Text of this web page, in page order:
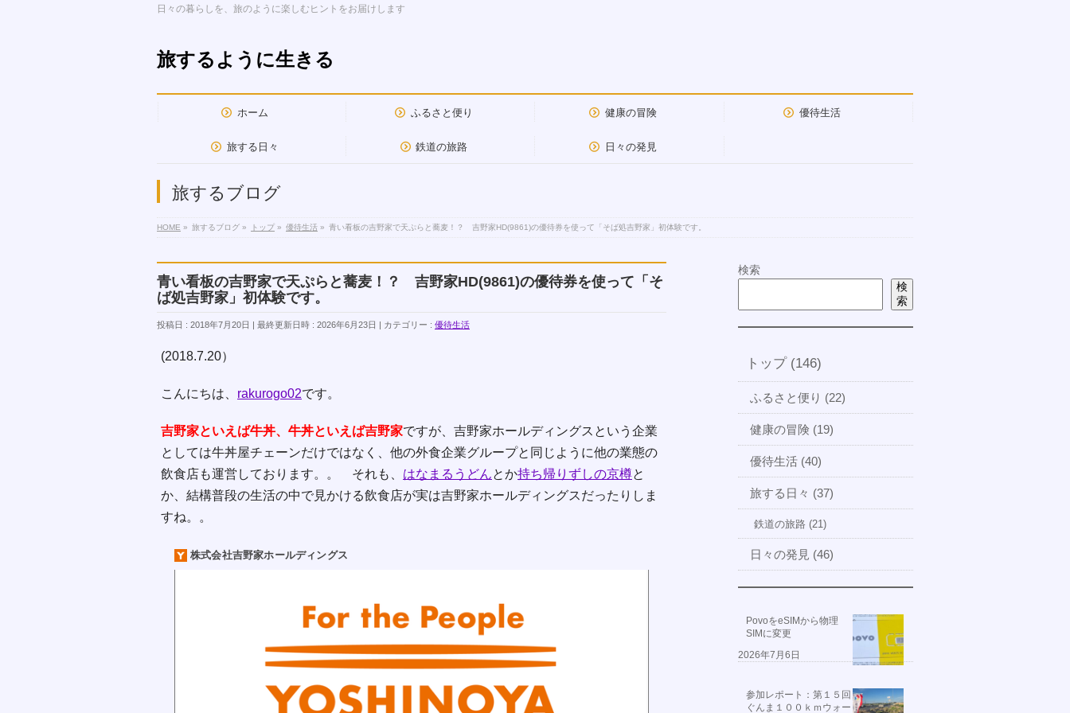
日々の暮らしを、旅のように楽しむヒントをお届けします
旅するように生きる
ホーム ふるさと便り 健康の冒険 優待生活
旅する日々 鉄道の旅路 日々の発見
旅するブログ
HOME » 旅するブログ » トップ » 優待生活 » 青い看板の吉野家で天ぷらと蕎麦！？ 吉野家HD(9861)の優待券を使って「そば処吉野家」初体験です。
青い看板の吉野家で天ぷらと蕎麦！？ 吉野家HD(9861)の優待券を使って「そ
ば処吉野家」初体験です。
投稿日 : 2018年7月20日 最終更新日時 : 2026年6月23日 カテゴリー : 優待生活
(2018.7.20）
こんにちは、 rakurogo02です。
吉野家といえば牛丼、牛丼といえば吉野家ですが、吉野家ホールディングスという企業
としては牛丼屋チェーンだけではなく、他の外食企業グループと同じように他の業態の
飲食店も運営しております。。 それも、 はなまるうどんとか持ち帰りずしの京樽と
か、結構普段の生活の中で見かける飲食店が実は吉野家ホールディングスだったりしま
すね。。
検索
検
索
トップ (146)
ふるさと便り (22)
健康の冒険 (19)
優待生活 (40)
旅する日々 (37)
鉄道の旅路 (21)
日々の発見 (46)
PovoをeSIMから物理
SIMに変更
2026年7月6日
参加レポート：第１５回
ぐんま１００ｋｍウォー